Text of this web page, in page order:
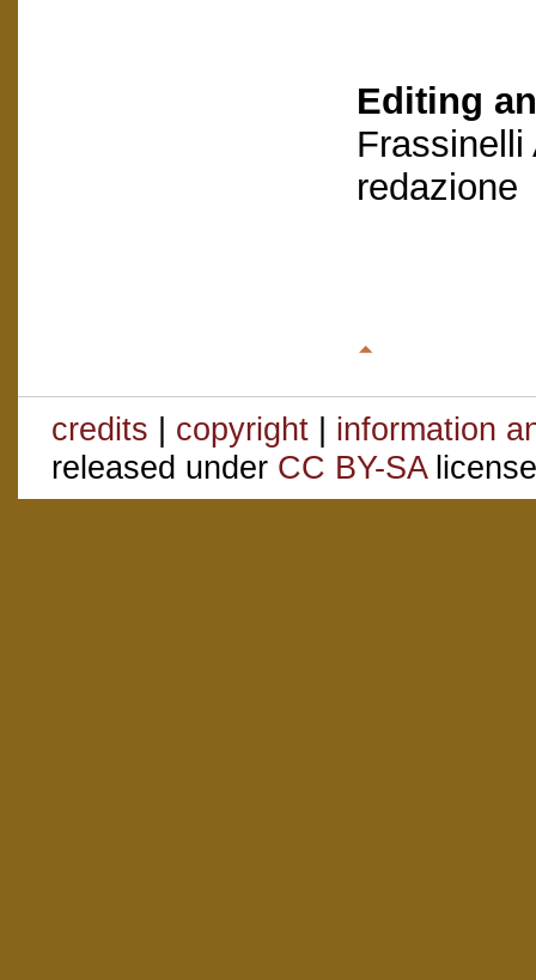
Editing
Frassinelli
redazione
credits | copyright | information
released under CC BY-SA